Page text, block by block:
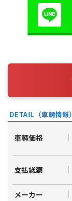
DETAIL（車輛情報）
車輛価格
支払総額
メーカー